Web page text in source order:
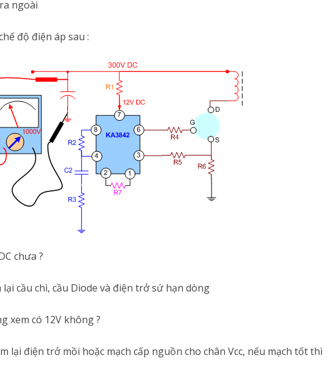
ngoài
độ điện áp sau :
chưa ?
lại cầu chì, cầu Diode và điện trở sứ hạn dòng
xem có 12V không ?
lại điện trở mồi hoặc mạch cấp nguồn cho chân Vcc, nếu mạch tốt thì